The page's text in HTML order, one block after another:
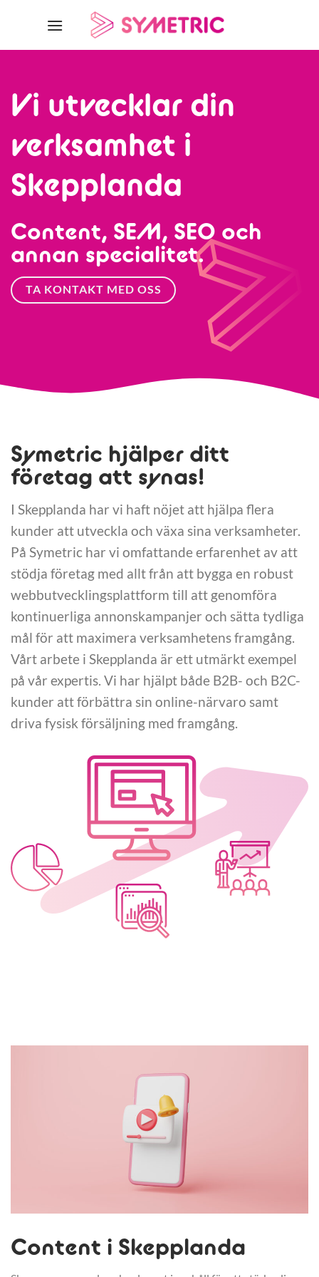
Vi utvecklar din
verksamhet i
Skepplanda
Content, SEM, SEO och
annan specialitet.
TA KONTAKT MED OSS
Symetric hjälper ditt
företag att synas!
I Skepplanda har vi haft nöjet att hjälpa flera
kunder att utveckla och växa sina verksamheter.
På Symetric har vi omfattande erfarenhet av att
stödja företag med allt från att bygga en robust
webbutvecklingsplattform till att genomföra
kontinuerliga annonskampanjer och sätta tydliga
mål för att maximera verksamhetens framgång.
Vårt arbete i Skepplanda är ett utmärkt exempel
på vår expertis. Vi har hjälpt både B2B- och B2C-
kunder att förbättra sin online-närvaro samt
driva fysisk försäljning med framgång.
Content i Skepplanda